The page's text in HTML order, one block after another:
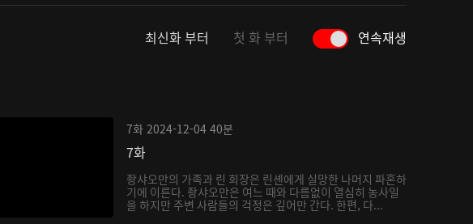
최신화 부터 첫 화 부터 연속재생
7화 2024-12-04 40분
7화
좡샤오만의 가족과 린 회장은 린셴에게 실망한 나머지 파혼하
기에 이른다. 좡샤오만은 여느 때와 다름없이 열심히 농사일
을 하지만 주변 사람들의 걱정은 깊어만 간다. 한편, 다...